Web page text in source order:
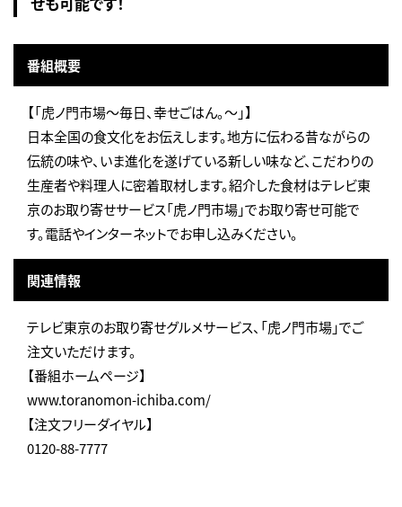
番組概要
【「虎ノ門市場～毎日、幸せごはん。～」】
日本全国の食文化をお伝えします。地方に伝わる昔ながらの
伝統の味や、いま進化を遂げている新しい味など、こだわりの
生産者や料理人に密着取材します。紹介した食材はテレビ東
京のお取り寄せサービス「虎ノ門市場」でお取り寄せ可能で
す。電話やインターネットでお申し込みください。
関連情報
テレビ東京のお取り寄せグルメサービス、「虎ノ門市場」でご
注文いただけます。
【番組ホームページ】
www.toranomon-ichiba.com/
【注文フリーダイヤル】
0120-88-7777